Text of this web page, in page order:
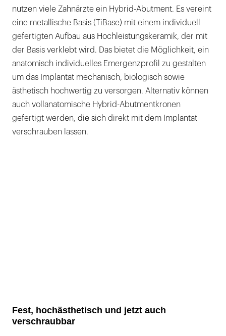
nutzen viele Zahnärzte ein Hybrid-Abutment. Es vereint
eine metallische Basis (TiBase) mit einem individuell
gefertigten Aufbau aus Hochleistungskeramik, der mit
der Basis verklebt wird. Das bietet die Möglichkeit, ein
anatomisch individuelles Emergenzprofil zu gestalten
um das Implantat mechanisch, biologisch sowie
ästhetisch hochwertig zu versorgen. Alternativ können
auch vollanatomische Hybrid-Abutmentkronen
gefertigt werden, die sich direkt mit dem Implantat
verschrauben lassen.
Fest, hochästhetisch und jetzt auch
verschraubbar